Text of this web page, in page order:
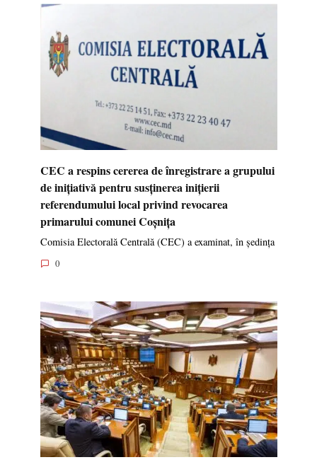
CEC a respins cererea de înregistrare a grupului
de inițiativă pentru susținerea inițierii
referendumului local privind revocarea
primarului comunei Coșnița
Comisia Electorală Centrală (CEC) a examinat, în ședința
0